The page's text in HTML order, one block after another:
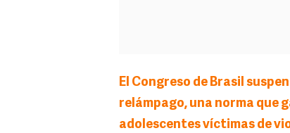
El Congreso de Brasil
relámpago, una norma que
adolescentes víctimas de